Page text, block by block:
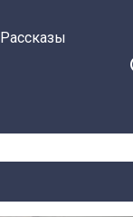
Рассказы